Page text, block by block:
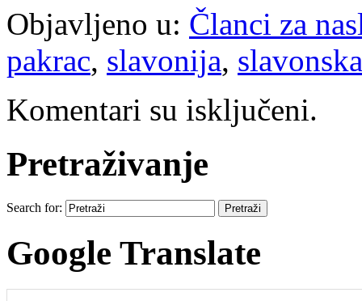
Objavljeno u: Članci za
pakrac, slavonija,
Komentari su isključeni.
Pretraživanje
Search for:
Google Translate